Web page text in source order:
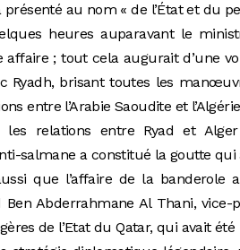
au nom « de l’État et du
heures auparavant le
; tout cela augurait d’une
Ryadh, brisant toutes les
entre l’Arabie Saoudite et
relations entre Ryad et
salmane a constitué la goutte qui
que l’affaire de la banderole
Ben Abderrahmane Al Thani,
de l’Etat du Qatar, qui avait